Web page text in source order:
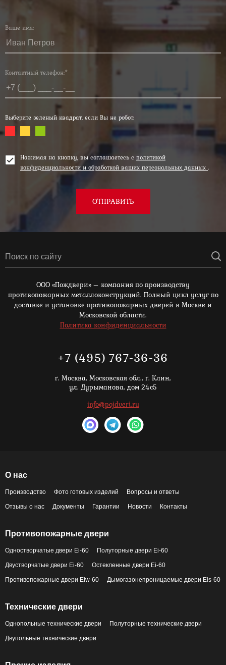
Ваше имя:
Контактный телефон:*
Выберите зеленый квадрат, если Вы не робот:
Нажимая на кнопку, вы соглашаетесь с политикой
конфиденциальности и обработкой ваших персональных данных .
ОТПРАВИТЬ
ООО «Пождвери» – компания по производству
противопожарных металлоконструкций. Полный цикл услуг по
доставке и установке противопожарных дверей в Москве и
Московской области.
Политика конфиденциальности
+7 (495) 767-36-36
г. Москва, Московская обл., г. Клин,
ул. Дурыманова, дом 24с5
info@pojdveri.ru
О нас
Производство Фото готовых изделий Вопросы и ответы
Отзывы о нас Документы Гарантии Новости Контакты
Противопожарные двери
Одностворчатые двери Ei-60 Полуторные двери Ei-60
Двустворчатые двери Ei-60 Остекленные двери Ei-60
Противопожарные двери Eiw-60 Дымогазонепроницаемые двери Eis-60
Технические двери
Однопольные технические двери Полуторные технические двери
Двупольные технические двери